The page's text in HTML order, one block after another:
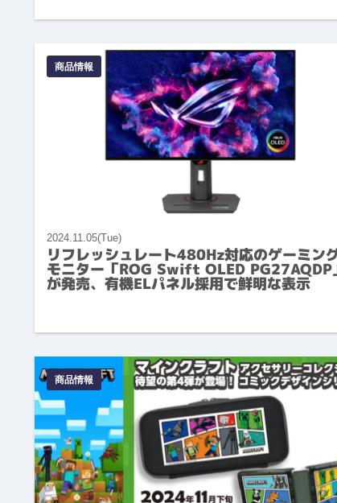
商品情報
2024.11.05(Tue)
リフレッシュレート480Hz対応のゲーミン
モニター「ROG Swift OLED PG27AQDP
が発売、有機ELパネル採用で鮮明な表示
商品情報